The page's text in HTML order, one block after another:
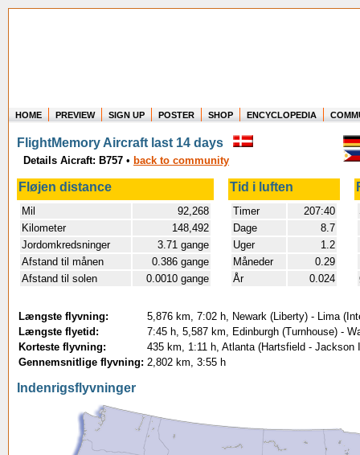
Where in the world have you flown?
How long have you been in the air?
Create your own FlightMemory and see!
HOME PREVIEW SIGN UP POSTER SHOP ENCYCLOPEDIA
FlightMemory Aircraft last 14 days
Details Aicraft: B757 • back to community
Fløjen distance Tid i luften
Mil
92,268
Kilometer
148,492
Jordomkredsninger
3.71 gange
Afstand til månen
0.386 gange
Afstand til solen
0.0010 gange
Timer
207:40
Dage
8.7
Uger
1.2
Måneder
0.29
År
0.024
Længste flyvning:
5,876 km, 7:02 h, Newark (Liberty) - Lima
Længste flyetid:
7:45 h, 5,587 km, Edinburgh (Turnhouse) -
Korteste flyvning:
435 km, 1:11 h, Atlanta (Hartsfield -
Gennemsnitlige flyvning: 2,802 km, 3:55 h
Indenrigsflyvninger